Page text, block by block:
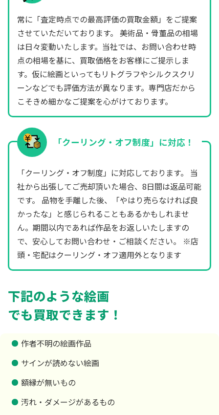
常に「査定時点での最高評価の買取金額」をご提案
させていただいております。 美術品・骨董品の相場
は日々変動いたします。当社では、お問い合わせ時
点の相場を基に、買取価格をお客様にご提示しま
す。仮に絵画といってもリトグラフやシルクスクリ
ーンなどでも評価方法が異なります。専門店だから
こそきめ細かなご提案を心がけております。
「クーリング・オフ制度」に対応！
「クーリング・オフ制度」に対応しております。 当
社から出張してご売却頂いた場合、8日間は返品可能
です。 品物を手離した後、「やはり売らなければ良
かったな」と感じられることもあるかもしれませ
ん。期間以内であれば作品をお返しいたしますの
で、安心してお問い合わせ・ご相談ください。 ※店
頭・宅配はクーリング・オフ適用外となります
下記のような絵画
でも買取できます！
作者不明の絵画作品
サインが読めない絵画
額縁が無いもの
汚れ・ダメージがあるもの